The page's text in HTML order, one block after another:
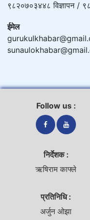
९८२०७०३४४८ विज्ञापन /
ईमेल
Follow us :
निर्देशक :
ऋषिराम काफ्ले
प्रतिनिधि :
अर्जुन ओझा